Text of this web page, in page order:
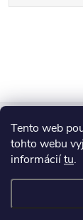
Tento web
tohto webu
informáciítu.
Z
á
p
Blog
Informácie